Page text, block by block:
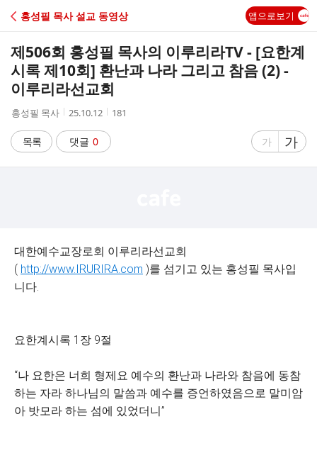
C
A
홍성필 목사 설교 동영상 앱으로보기
제506회 홍성필 목사의 이루리라TV - [요한계
시록 제10회] 환난과 나라 그리고 참음 (2) -
이루리라선교회
작
자
홍성필 목사
작
시
간
25.10.12
조
181
목록 댓글 0
글
가
글
자
가
대한예수교장로회 이루리라선교회
( http://www.IRURIRA.com )를 섬기고 있는 홍성필 목사입
니다.
요한계시록 1장 9절
“나 요한은 너희 형제요 예수의 환난과 나라와 참음에 동참
하는 자라 하나님의 말씀과 예수를 증언하였음으로 말미암
아 밧모라 하는 섬에 있었더니”